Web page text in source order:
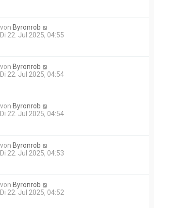
von Byronrob
Di 22. Jul 2025, 04:55
von Byronrob
Di 22. Jul 2025, 04:54
von Byronrob
Di 22. Jul 2025, 04:54
von Byronrob
Di 22. Jul 2025, 04:53
von Byronrob
Di 22. Jul 2025, 04:52